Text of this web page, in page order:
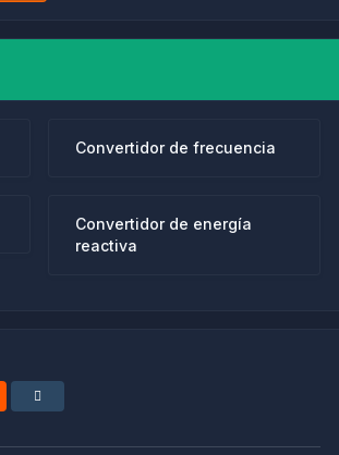
Convertidor de frecuencia
Convertidor de energía
reactiva